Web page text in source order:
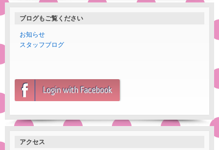
ブログもご覧ください
お知らせ
スタッフブログ
アクセス